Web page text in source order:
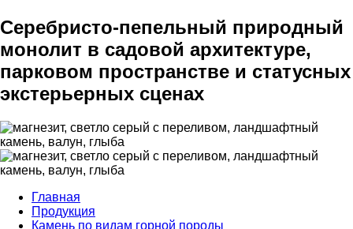
Серебристо-пепельный природный
монолит в садовой архитектуре,
парковом пространстве и статусных
экстерьерных сценах
Главная
Продукция
Камень по видам горной породы